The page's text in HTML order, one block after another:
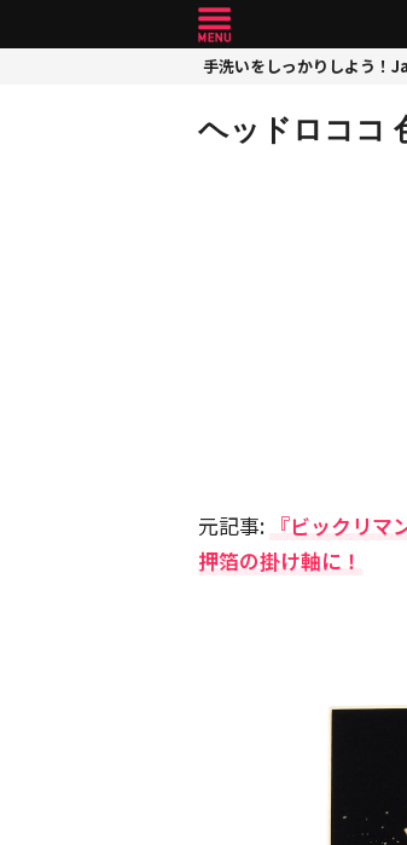
手洗いをしっかりしよう！
ヘッドロココ
元記事: 『ビックリ
押箔の掛け軸に！